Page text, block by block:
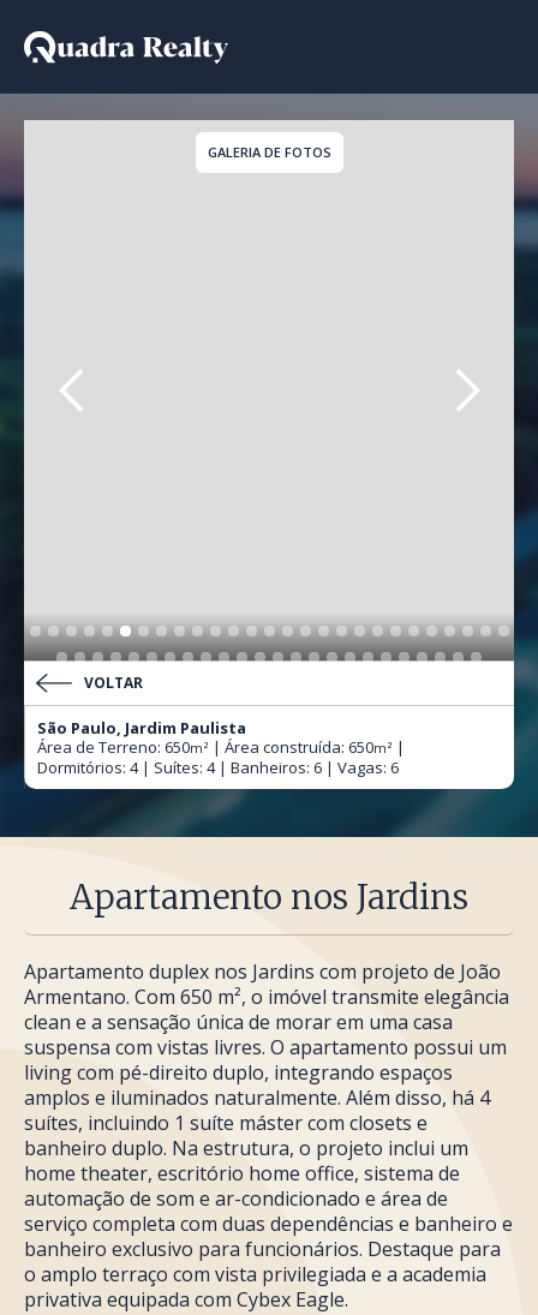
Apartamento Duplex a
GALERIA DE FOTOS
VOLTAR
São Paulo, Jardim Paulista
Área de Terreno: 650m² | Área construída: 650m² |
Dormitórios: 4 | Suítes: 4 | Banheiros: 6 | Vagas: 6
Apartamento nos Jardins
Apartamento duplex nos Jardins com projeto de João
Armentano. Com 650 m², o imóvel transmite elegância
clean e a sensação única de morar em uma casa
suspensa com vistas livres. O apartamento possui um
living com pé-direito duplo, integrando espaços
amplos e iluminados naturalmente. Além disso, há 4
suítes, incluindo 1 suíte máster com closets e
banheiro duplo. Na estrutura, o projeto inclui um
home theater, escritório home office, sistema de
automação de som e ar-condicionado e área de
serviço completa com duas dependências e banheiro e
banheiro exclusivo para funcionários. Destaque para
o amplo terraço com vista privilegiada e a academia
privativa equipada com Cybex Eagle.